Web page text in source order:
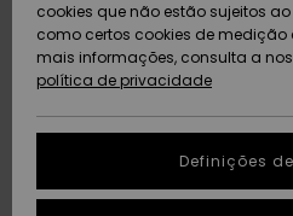
Artigos
recém-
chegados
Coleções
Artigos
recém-
chegados
Highlights
AJUDA
Protecção
dados
Guia de
tamanhos
SUSTAINABILITY
cookies que não estão sujeitos
como certos cookies de medição
mais informações, consulta a
política de privacidade
Definições